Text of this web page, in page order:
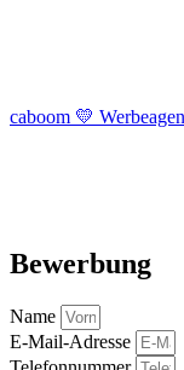
caboom 💛
Bewerbung
Name
E-Mail-Adresse